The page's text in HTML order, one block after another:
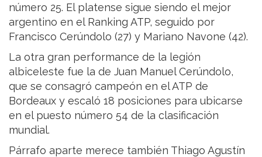
número 25. El platense sigue siendo el mejor
argentino en el Ranking ATP, seguido por
Francisco Cerúndolo (27) y Mariano Navone (42).
La otra gran performance de la legión
albiceleste fue la de Juan Manuel Cerúndolo,
que se consagró campeón en el ATP de
Bordeaux y escaló 18 posiciones para ubicarse
en el puesto número 54 de la clasificación
mundial.
Párrafo aparte merece también Thiago Agustín